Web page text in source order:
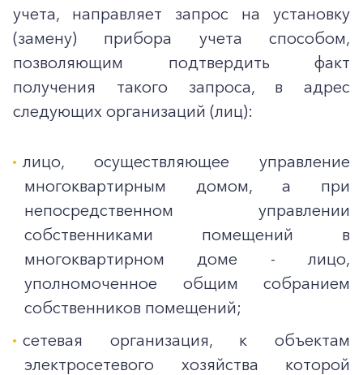
учета, направляет запрос на установку
(замену) прибора учета способом,
позволяющим подтвердить факт
получения такого запроса, в адрес
следующих организаций (лиц):
лицо, осуществляющее управление
многоквартирным домом, а при
непосредственном управлении
собственниками помещений в
многоквартирном доме - лицо,
уполномоченное общим собранием
собственников помещений;
сетевая организация, к объектам
электросетевого хозяйства которой